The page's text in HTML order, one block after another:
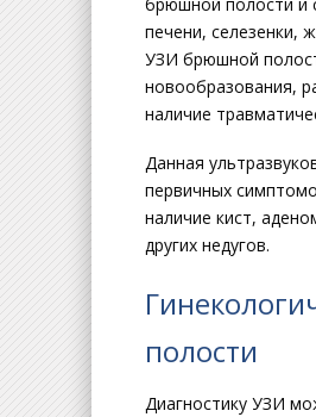
печени, селезенки,
УЗИ брюшной
новообразования,
наличие
Данная
первичных
наличие кист,
других недугов.
полости
Диагностику УЗИ